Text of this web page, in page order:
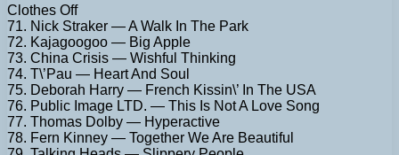
Clothes Off
71. Nick Straker — A Walk In The Park
72. Kajagoogoo — Big Apple
73. China Crisis — Wishful Thinking
74. T\’Pau — Heart And Soul
75. Deborah Harry — French Kissin\’ In The USA
76. Public Image LTD. — This Is Not A Love Song
77. Thomas Dolby — Hyperactive
78. Fern Kinney — Together We Are Beautiful